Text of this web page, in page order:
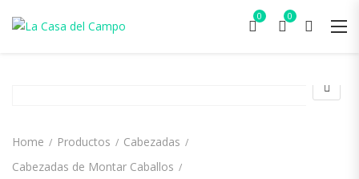
0 0
Home Productos
Cabezadas
Cabezadas de Montar Caballos